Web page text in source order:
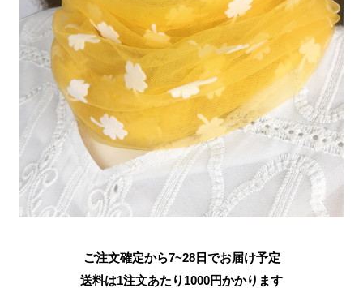
ご注文確定から7~28日でお届け予定
送料は1注文あたり 1000円かかります